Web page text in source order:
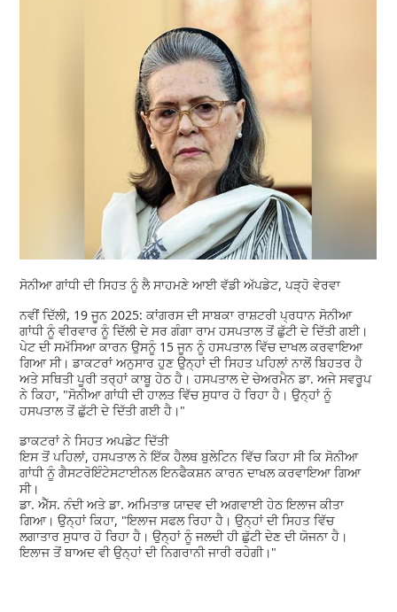
ਸੋਨੀਆ ਗਾਂਧੀ ਦੀ ਸਿਹਤ ਨੂੰ ਲੈ ਸਾਹਮਣੇ ਆਈ ਵੱਡੀ ਅੱਪਡੇਟ, ਪੜ੍ਹੋ ਵੇਰਵਾ
ਨਵੀਂ ਦਿੱਲੀ, 19 ਜੂਨ 2025: ਕਾਂਗਰਸ ਦੀ ਸਾਬਕਾ ਰਾਸ਼ਟਰੀ ਪ੍ਰਧਾਨ ਸੋਨੀਆ
ਗਾਂਧੀ ਨੂੰ ਵੀਰਵਾਰ ਨੂੰ ਦਿੱਲੀ ਦੇ ਸਰ ਗੰਗਾ ਰਾਮ ਹਸਪਤਾਲ ਤੋਂ ਛੁੱਟੀ ਦੇ ਦਿੱਤੀ ਗਈ।
ਪੇਟ ਦੀ ਸਮੱਸਿਆ ਕਾਰਨ ਉਸਨੂੰ 15 ਜੂਨ ਨੂੰ ਹਸਪਤਾਲ ਵਿੱਚ ਦਾਖਲ ਕਰਵਾਇਆ
ਗਿਆ ਸੀ। ਡਾਕਟਰਾਂ ਅਨੁਸਾਰ ਹੁਣ ਉਨ੍ਹਾਂ ਦੀ ਸਿਹਤ ਪਹਿਲਾਂ ਨਾਲੋਂ ਬਿਹਤਰ ਹੈ
ਅਤੇ ਸਥਿਤੀ ਪੂਰੀ ਤਰ੍ਹਾਂ ਕਾਬੂ ਹੇਠ ਹੈ। ਹਸਪਤਾਲ ਦੇ ਚੇਅਰਮੈਨ ਡਾ. ਅਜੇ ਸਵਰੂਪ
ਨੇ ਕਿਹਾ, "ਸੋਨੀਆ ਗਾਂਧੀ ਦੀ ਹਾਲਤ ਵਿੱਚ ਸੁਧਾਰ ਹੋ ਰਿਹਾ ਹੈ। ਉਨ੍ਹਾਂ ਨੂੰ
ਹਸਪਤਾਲ ਤੋਂ ਛੁੱਟੀ ਦੇ ਦਿੱਤੀ ਗਈ ਹੈ।"
ਡਾਕਟਰਾਂ ਨੇ ਸਿਹਤ ਅਪਡੇਟ ਦਿੱਤੀ
ਇਸ ਤੋਂ ਪਹਿਲਾਂ, ਹਸਪਤਾਲ ਨੇ ਇੱਕ ਹੈਲਥ ਬੁਲੇਟਿਨ ਵਿੱਚ ਕਿਹਾ ਸੀ ਕਿ ਸੋਨੀਆ
ਗਾਂਧੀ ਨੂੰ ਗੈਸਟਰੋਇੰਟੇਸਟਾਈਨਲ ਇਨਫੈਕਸ਼ਨ ਕਾਰਨ ਦਾਖਲ ਕਰਵਾਇਆ ਗਿਆ
ਸੀ।
ਡਾ. ਐੱਸ. ਨੰਦੀ ਅਤੇ ਡਾ. ਅਮਿਤਾਭ ਯਾਦਵ ਦੀ ਅਗਵਾਈ ਹੇਠ ਇਲਾਜ ਕੀਤਾ
ਗਿਆ। ਉਨ੍ਹਾਂ ਕਿਹਾ, "ਇਲਾਜ ਸਫਲ ਰਿਹਾ ਹੈ। ਉਨ੍ਹਾਂ ਦੀ ਸਿਹਤ ਵਿੱਚ
ਲਗਾਤਾਰ ਸੁਧਾਰ ਹੋ ਰਿਹਾ ਹੈ। ਉਨ੍ਹਾਂ ਨੂੰ ਜਲਦੀ ਹੀ ਛੁੱਟੀ ਦੇਣ ਦੀ ਯੋਜਨਾ ਹੈ।
ਇਲਾਜ ਤੋਂ ਬਾਅਦ ਵੀ ਉਨ੍ਹਾਂ ਦੀ ਨਿਗਰਾਨੀ ਜਾਰੀ ਰਹੇਗੀ।"